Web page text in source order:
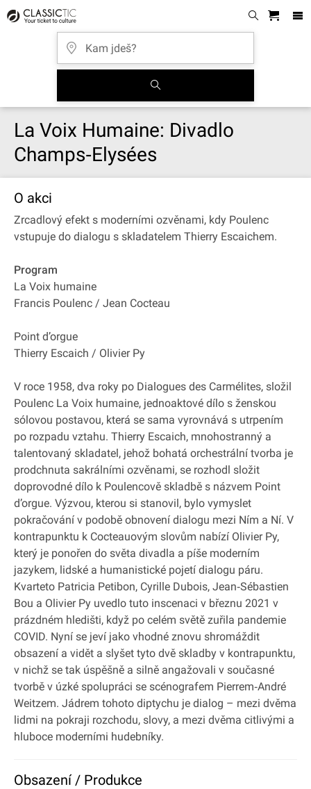
La Voix Humaine: Divadlo
Champs‐Elysées
O akci
Zrcadlový efekt s moderními ozvěnami, kdy Poulenc
vstupuje do dialogu s skladatelem Thierry Escaichem.
Program
La Voix humaine
Francis Poulenc / Jean Cocteau
Point d’orgue
Thierry Escaich / Olivier Py
V roce 1958, dva roky po Dialogues des Carmélites, složil
Poulenc La Voix humaine, jednoaktové dílo s ženskou
sólovou postavou, která se sama vyrovnává s utrpením
po rozpadu vztahu. Thierry Escaich, mnohostranný a
talentovaný skladatel, jehož bohatá orchestrální tvorba je
prodchnuta sakrálními ozvěnami, se rozhodl složit
doprovodné dílo k Poulencově skladbě s názvem Point
d’orgue. Výzvou, kterou si stanovil, bylo vymyslet
pokračování v podobě obnovení dialogu mezi Ním a Ní. V
kontrapunktu k Cocteauovým slovům nabízí Olivier Py,
který je ponořen do světa divadla a píše moderním
jazykem, lidské a humanistické pojetí dialogu páru.
Kvarteto Patricia Petibon, Cyrille Dubois, Jean‐Sébastien
Bou a Olivier Py uvedlo tuto inscenaci v březnu 2021 v
prázdném hledišti, když po celém světě zuřila pandemie
COVID. Nyní se jeví jako vhodné znovu shromáždit
obsazení a vidět a slyšet tyto dvě skladby v kontrapunktu,
v nichž se tak úspěšně a silně angažovali v současné
tvorbě v úzké spolupráci se scénografem Pierrem‐André
Weitzem. Jádrem tohoto diptychu je dialog – mezi dvěma
lidmi na pokraji rozchodu, slovy, a mezi dvěma citlivými a
hluboce moderními hudebníky.
Obsazení / Produkce